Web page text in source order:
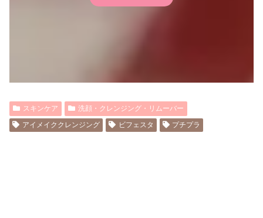
スキンケア
洗顔・クレンジング・リムーバー
アイメイククレンジング
ビフェスタ プチプラ